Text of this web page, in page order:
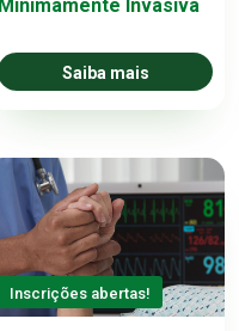
Minimamente Invasiva
Saiba mais
Inscrições abertas!